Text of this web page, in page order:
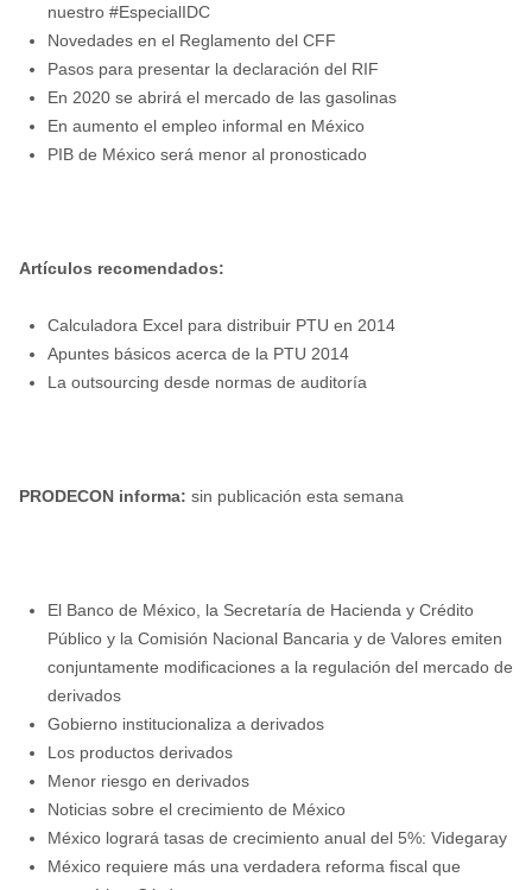
nuestro #EspecialIDC
Novedades en el Reglamento del CFF
Pasos para presentar la declaración del RIF
En 2020 se abrirá el mercado de las gasolinas
En aumento el empleo informal en México
PIB de México será menor al pronosticado
Artículos recomendados:
Calculadora Excel para distribuir PTU en 2014
Apuntes básicos acerca de la PTU 2014
La outsourcing desde normas de auditoría
PRODECON informa: sin publicación esta semana
El Banco de México, la Secretaría de Hacienda y Crédito
Público y la Comisión Nacional Bancaria y de Valores emiten
conjuntamente modificaciones a la regulación del mercado de
derivados
Gobierno institucionaliza a derivados
Los productos derivados
Menor riesgo en derivados
Noticias sobre el crecimiento de México
México logrará tasas de crecimiento anual del 5%: Videgaray
México requiere más una verdadera reforma fiscal que